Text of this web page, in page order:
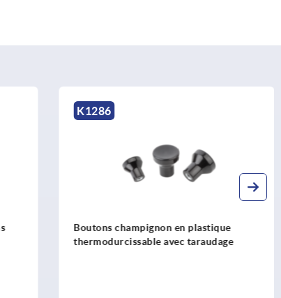
K0251
Boutons champignon en plastique avec
filetage et capuchon